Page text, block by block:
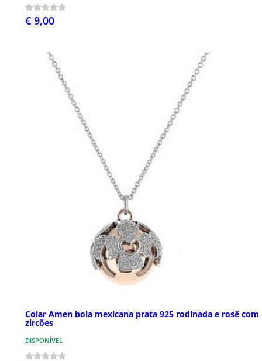
€ 9,00
Colar Amen bola mexicana prata 925 rodinada e rosê com
zircões
DISPONÍVEL